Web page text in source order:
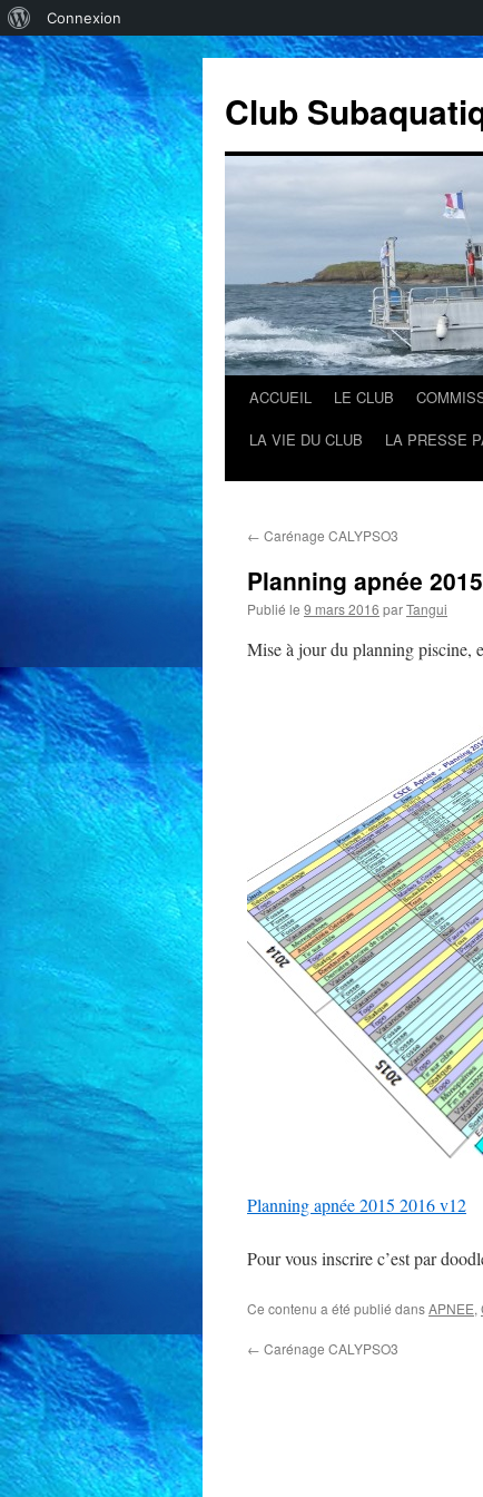
propos
de
WordPress
Connexion
Club
Aller
contenu
ACCUEIL LE CLUB
LA VIE DU CLUB
LA PRESSE
← Carénage CALYPSO3
Planning apnée
Publié le 9 mars 2016 parTangui
Mise à jour du planning piscine,
Planning apnée 2015 2016 v12
Pour vous inscrire c’est par
Ce contenu a été publié dansAPNEE,
← Carénage CALYPSO3